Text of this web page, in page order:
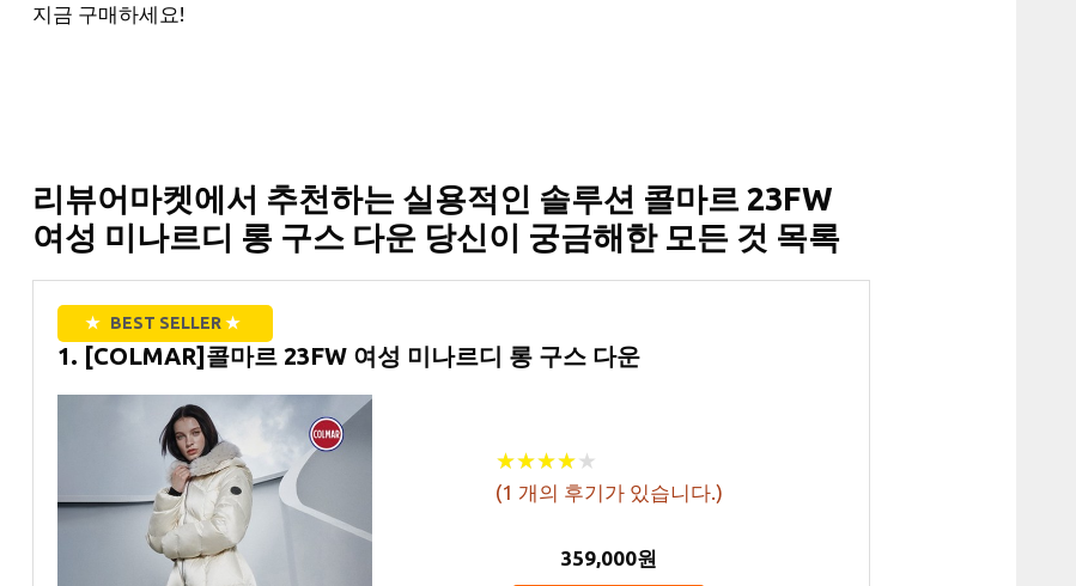
지금 구매하세요!
리뷰어마켓에서 추천하는 실용적인 솔루션 콜마르 23FW
여성 미나르디 롱 구스 다운 당신이 궁금해한 모든 것 목록
★ BEST SELLER★
1. [COLMAR]콜마르 23FW 여성 미나르디 롱 구스 다운
★★★★★
★★★★★
(1 개의 후기가 있습니다.)
359,000원